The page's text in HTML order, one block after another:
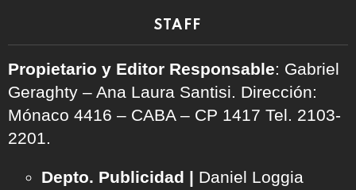
STAFF
Propietario y Editor Responsable: Gabriel
Geraghty – Ana Laura Santisi. Dirección:
Mónaco 4416 – CABA – CP 1417 Tel. 2103-
2201.
Depto. Publicidad | Daniel Loggia